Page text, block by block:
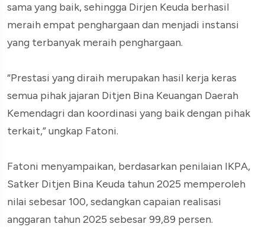
sama yang baik, sehingga Dirjen Keuda berhasil
meraih empat penghargaan dan menjadi instansi
yang terbanyak meraih penghargaan.
“Prestasi yang diraih merupakan hasil kerja keras
semua pihak jajaran Ditjen Bina Keuangan Daerah
Kemendagri dan koordinasi yang baik dengan pihak
terkait,” ungkap Fatoni.
Fatoni menyampaikan, berdasarkan penilaian IKPA,
Satker Ditjen Bina Keuda tahun 2025 memperoleh
nilai sebesar 100, sedangkan capaian realisasi
anggaran tahun 2025 sebesar 99,89 persen.